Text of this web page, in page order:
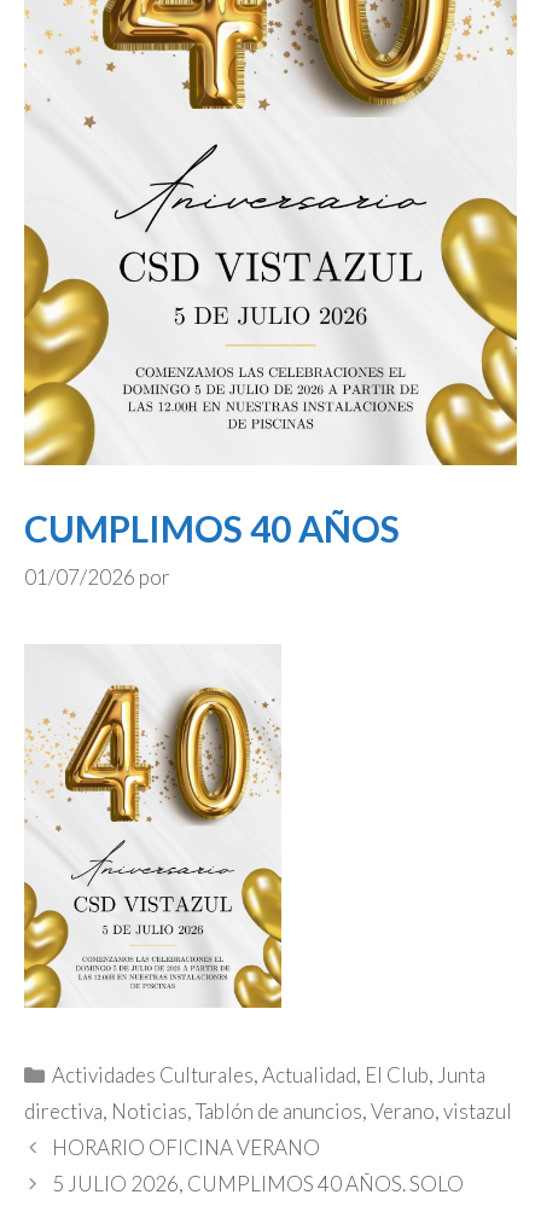
CUMPLIMOS 40 AÑOS
01/07/2026 por
Categorías
Actividades Culturales,Actualidad, El Club, Junta
directiva, Noticias,Tablón de anuncios,Verano,vistazul
HORARIO OFICINA VERANO
5 JULIO 2026, CUMPLIMOS 40 AÑOS. SOLO